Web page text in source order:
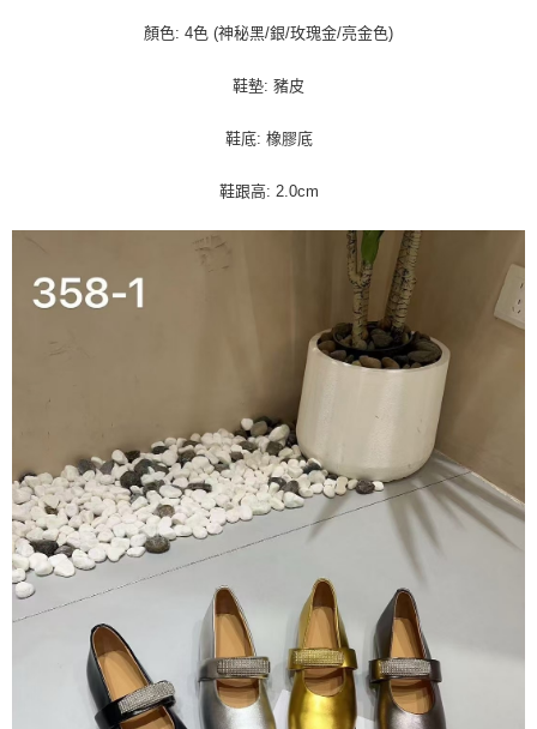
顏色: 4色 (神秘黑/銀/玫瑰金/亮金色)
鞋墊: 豬皮
鞋底: 橡膠底
鞋跟高: 2.0cm